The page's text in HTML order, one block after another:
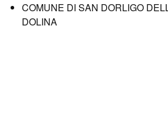
COMUNE DI SAN DORLIGO
DOLINA